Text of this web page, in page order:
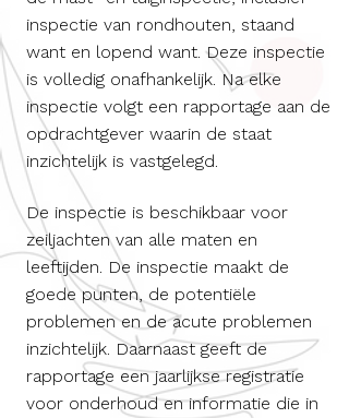
inspectie van rondhouten, staand
want en lopend want. Deze inspectie
is volledig onafhankelijk. Na elke
inspectie volgt een rapportage aan de
opdrachtgever waarin de staat
inzichtelijk is vastgelegd.
De inspectie is beschikbaar voor
zeiljachten van alle maten en
leeftijden. De inspectie maakt de
goede punten, de potentiële
problemen en de acute problemen
inzichtelijk. Daarnaast geeft de
rapportage een jaarlijkse registratie
voor onderhoud en informatie die in